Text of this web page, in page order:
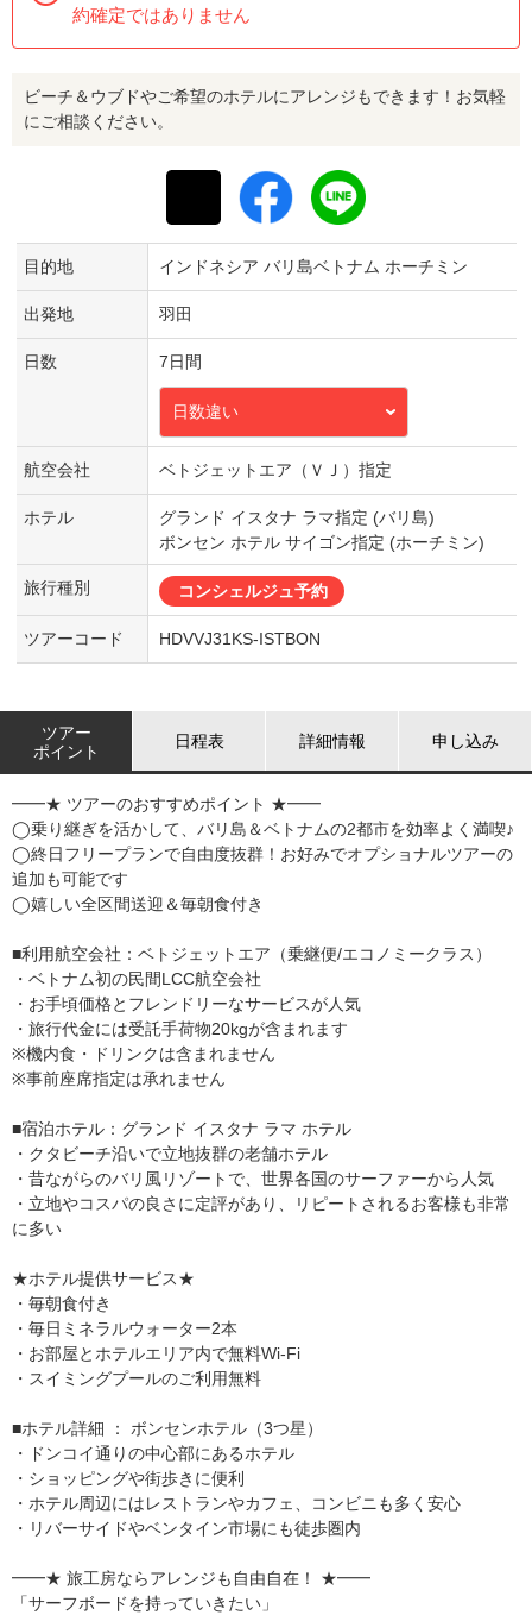
約確定ではありません
ビーチ＆ウブドやご希望のホテルにアレンジもできます！お気軽
にご相談ください。
目的地 インドネシア バリ島ベトナム ホーチミン
出発地 羽田
日数 7日間
日数違い
航空会社 ベトジェットエア（ＶＪ）指定
ホテル
グランド イスタナ ラマ指定 (バリ島)
ボンセン ホテル サイゴン指定 (ホーチミン)
旅行種別 コンシェルジュ予約
ツアーコード HDVVJ31KS-ISTBON
ツアー
ポイント
日程表 詳細情報 申し込み
━━★ ツアーのおすすめポイント ★━━
◯乗り継ぎを活かして、バリ島＆ベトナムの2都市を効率よく満喫♪
◯終日フリープランで自由度抜群！お好みでオプショナルツアーの
追加も可能です
◯嬉しい全区間送迎＆毎朝食付き
■利用航空会社：ベトジェットエア（乗継便/エコノミークラス）
・ベトナム初の民間LCC航空会社
・お手頃価格とフレンドリーなサービスが人気
・旅行代金には受託手荷物20kgが含まれます
※機内食・ドリンクは含まれません
※事前座席指定は承れません
■宿泊ホテル：グランド イスタナ ラマ ホテル
・クタビーチ沿いで立地抜群の老舗ホテル
・昔ながらのバリ風リゾートで、世界各国のサーファーから人気
・立地やコスパの良さに定評があり、リピートされるお客様も非常
に多い
★ホテル提供サービス★
・毎朝食付き
・毎日ミネラルウォーター2本
・お部屋とホテルエリア内で無料Wi-Fi
・スイミングプールのご利用無料
■ホテル詳細 ： ボンセンホテル（3つ星）
・ドンコイ通りの中心部にあるホテル
・ショッピングや街歩きに便利
・ホテル周辺にはレストランやカフェ、コンビニも多く安心
・リバーサイドやベンタイン市場にも徒歩圏内
━━★ 旅工房ならアレンジも自由自在！ ★━━
「サーフボードを持っていきたい」